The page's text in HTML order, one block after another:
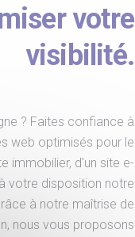
votre
visibilité.
? Faites confiance à
web optimisés pour le
immobilier, d'un site e-
votre disposition notre
à notre maîtrise de
nous vous proposons